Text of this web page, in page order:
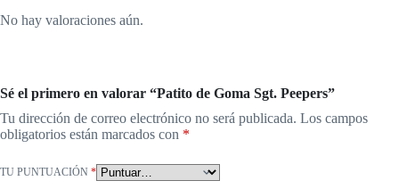
No hay valoraciones aún.
Sé el primero en valorar “Patito de Goma Sgt. Peepers”
Tu dirección de correo electrónico no será publicada. Los campos
obligatorios están marcados con *
TU PUNTUACIÓN *